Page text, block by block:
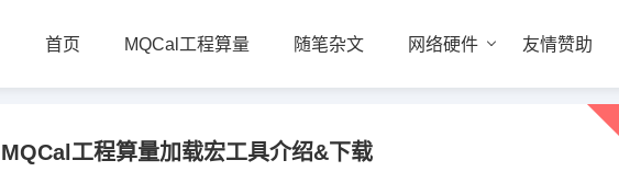
首页 MQCal工程算量 随笔杂文 网络硬件 友情赞助
MQCal工程算量加载宏工具介绍&下载